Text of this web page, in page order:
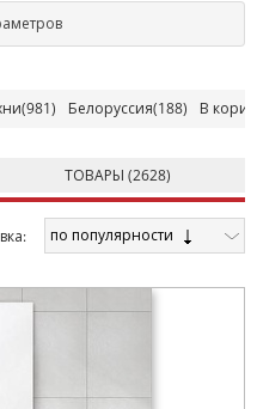
(981) Белоруссия(188) В
ТОВАРЫ (2628)
по популярности